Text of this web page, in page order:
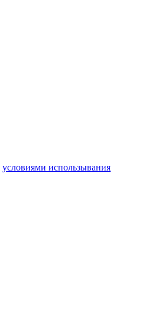
условиями использывания